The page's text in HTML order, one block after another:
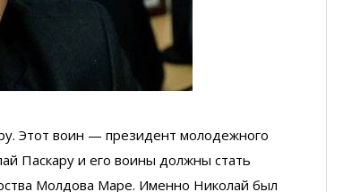
Этот воин — президент молодежного
Паскару и его воины должны стать
Молдова Маре. Именно Николай был